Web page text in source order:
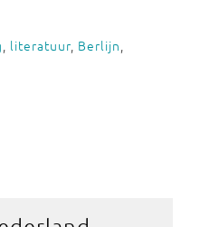
, literatuur, Berlijn,